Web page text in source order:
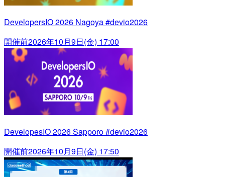
DevelopersIO 2026 Nagoya #devio2026
開催前2026年10月9日(金) 17:00
DevelopesIO 2026 Sapporo #devio2026
開催前2026年10月9日(金) 17:50